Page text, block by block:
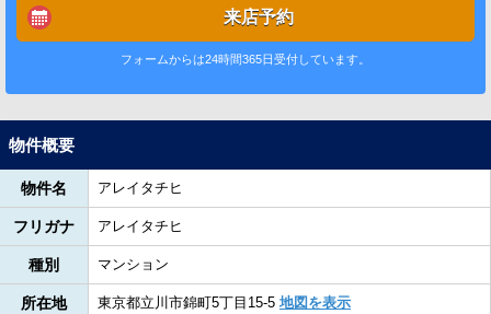
来店予約
フォームからは24時間365日受付しています。
物件概要
物件名 アレイタチヒ
フリガナ アレイタチヒ
種別 マンション
所在地 東京都立川市錦町5丁目15-5 地図を表示